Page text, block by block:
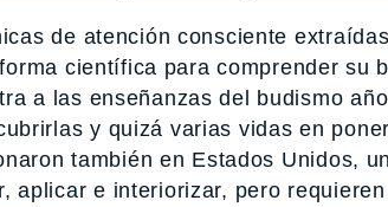
de atención consciente
científica para comprender su
a las enseñanzas del budismo
y quizá varias vidas en
también en Estados Unidos,
aplicar e interiorizar, pero